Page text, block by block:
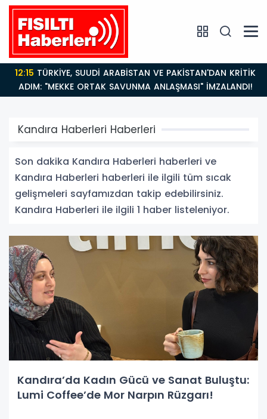
12:15TÜRKİYE, SUUDİ ARABİSTAN VE PAKİSTAN'DAN KRİTİK
ADIM: "MEKKE ORTAK SAVUNMA ANLAŞMASI" İMZALANDI!
Kandıra Haberleri Haberleri
Son dakika Kandıra Haberleri haberleri ve
Kandıra Haberleri haberleri ile ilgili tüm sıcak
gelişmeleri sayfamızdan takip edebilirsiniz.
Kandıra Haberleri ile ilgili 1 haber listeleniyor.
Kandıra’da Kadın Gücü ve Sanat Buluştu:
Lumi Coffee’de Mor Narpın Rüzgarı!